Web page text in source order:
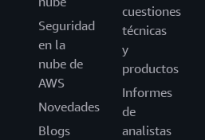
Seguridad
en la
nube de
AWS
Novedades
Blogs
cuestiones
técnicas
y
productos
Informes
de
analistas